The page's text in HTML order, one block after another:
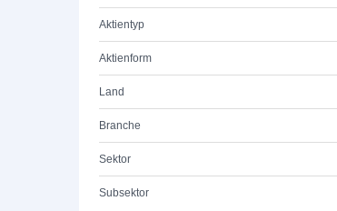
Aktientyp
Aktienform
Land
Branche
Sektor
Subsektor